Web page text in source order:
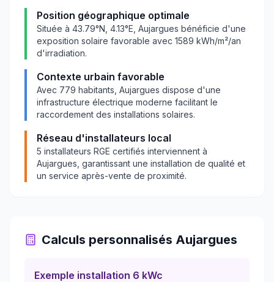
Position géographique optimale
Située à 43.79°N, 4.13°E, Aujargues bénéficie d'une
exposition solaire favorable avec 1589 kWh/m²/an
d'irradiation.
Contexte urbain favorable
Avec 779 habitants, Aujargues dispose d'une
infrastructure électrique moderne facilitant le
raccordement des installations solaires.
Réseau d'installateurs local
5 installateurs RGE certifiés interviennent à
Aujargues , garantissant une installation de qualité et
un service après-vente de proximité.
Calculs personnalisés Aujargues
Exemple installation 6 kWc